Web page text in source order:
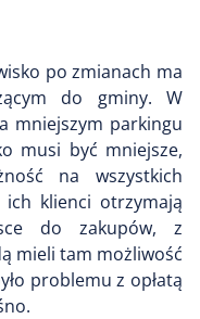
po zmianach ma
do gminy. W
mniejszym parkingu
musi być mniejsze,
na wszystkich
klienci otrzymają
do zakupów, z
mieli tam możliwość
problemu z opłatą